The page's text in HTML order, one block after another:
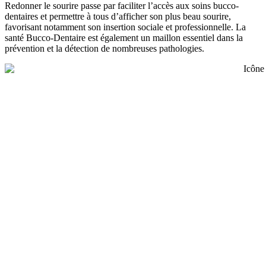
Redonner le sourire passe par faciliter l’accès aux soins bucco-
dentaires et permettre à tous d’afficher son plus beau sourire,
favorisant notamment son insertion sociale et professionnelle. La
santé Bucco-Dentaire est également un maillon essentiel dans la
prévention et la détection de nombreuses pathologies.